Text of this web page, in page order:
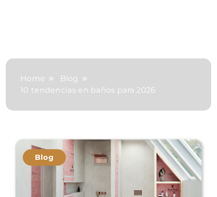
Home
Blog
10 tendencias en baños para 2026
Blog